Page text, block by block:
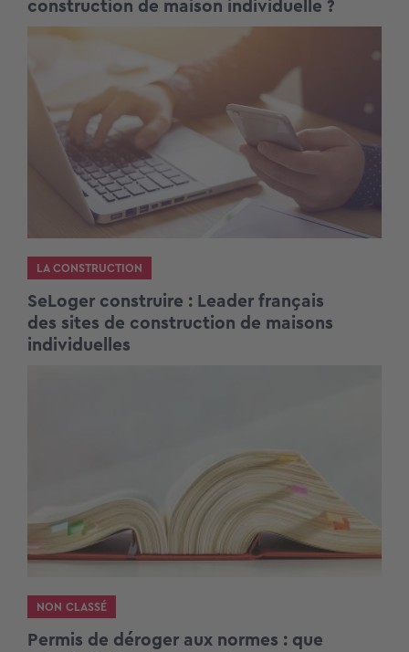
construction de maison individuelle ?
LA CONSTRUCTION
SeLoger construire : Leader français
des sites de construction de maisons
individuelles
NON CLASSÉ
Permis de déroger aux normes : que